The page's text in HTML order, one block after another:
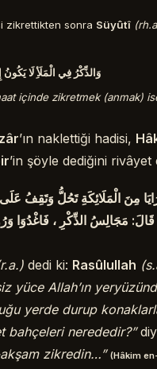
zikrettikten sonra Süyûtî
وَالذِّكْرُ فِي الْمَلَأِ لَا يَكُونُ
içinde zikretmek (anmak)
’ın naklettiği hadisi,
’in şöyle dediğini rivâyet
مِنَ الْمَلَائِكَةِ تَحُلُّ وَتَقِفُ
قَالَ: مَجَالِسُ الذِّكْرِ ، فَاغْدُوَا
dedi ki: Rasûlullah
yüce Allah’ın
yerde durup
bahçeleri nerededir?”
zikredin…” (Hâkim